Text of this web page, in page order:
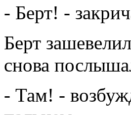
- Берт! -
Берт
снова
- Там! -